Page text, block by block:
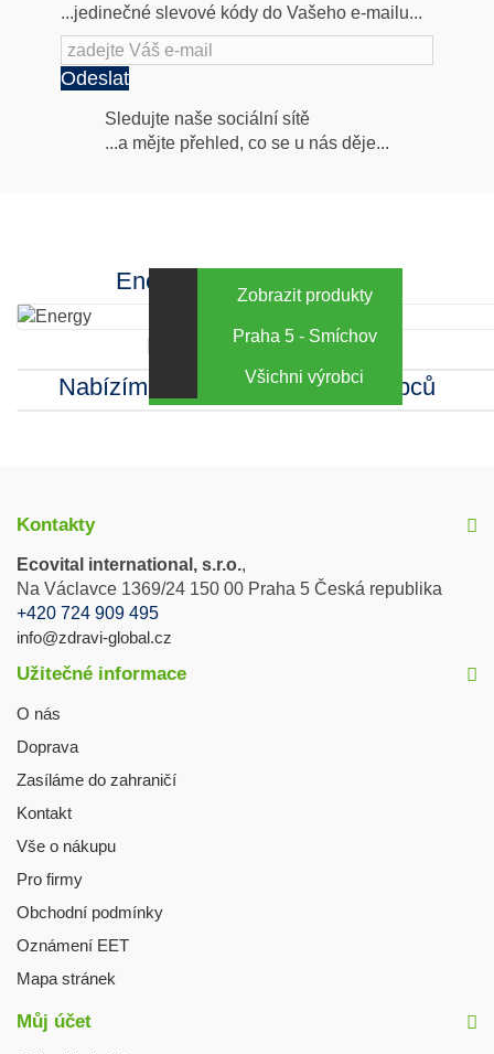
...jedinečné slevové kódy do Vašeho e-mailu...
Odeslat
Následujte
Sledujte naše sociální sítě
...a mějte přehled, co se u nás děje...
Energy za výhodné ceny
Zobrazit produkty
Kamenná prodejna
Praha 5 - Smíchov
Nabízíme sortiment mnoha výrobců
Všichni výrobci
Kontakty
Ecovital international, s.r.o.,
Na Václavce 1369/24 150 00 Praha 5 Česká republika
+420 724 909 495
info@zdravi-global.cz
Užitečné informace
O nás
Doprava
Zasíláme do zahraničí
Kontakt
Vše o nákupu
Pro firmy
Obchodní podmínky
Oznámení EET
Mapa stránek
Můj účet